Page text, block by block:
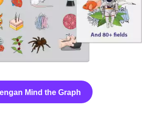
Mind the Graph